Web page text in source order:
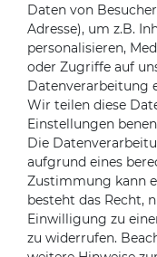
Impressum
Daten von
Adresse), um z.B.
personalisieren,
oder Zugriffe auf
Datenverarbeitung
Wir teilen diese
Einstellungen
Die
aufgrund eines
Zustimmung kann
besteht das Recht,
Einwilligung zu
zu widerrufen.